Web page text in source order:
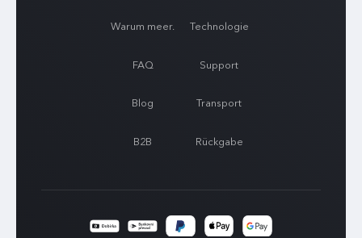
Warum meer. Technologie
FAQ Support
Blog Transport
B2B Rückgabe